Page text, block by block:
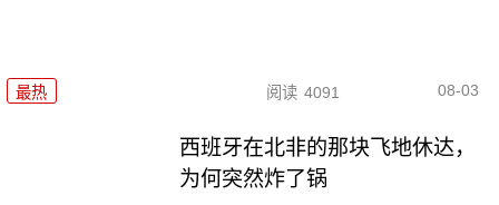
最热 阅读 4091 08-03
西班牙在北非的那块飞地休达，
为何突然炸了锅